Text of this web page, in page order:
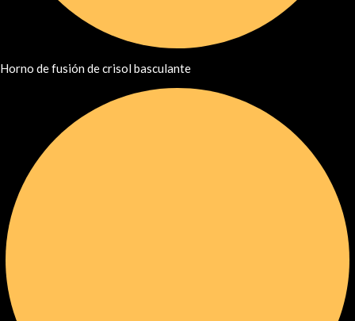
Horno de fusión de crisol basculante